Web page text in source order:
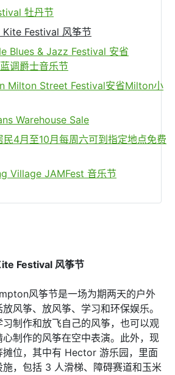
牡丹节
Festival 风筝节
Blues & Jazz Festival 安省
调爵士音乐节
Milton Street Festival安省Milton小
Warehouse Sale
民4月至10月每周六可到指定地点免费
Village JAMFest 音乐节
Festival 风筝节
风筝节是一场为期两天的户外
风筝、放风筝、学习和环保娱乐。
制作和放飞自己的风筝，也可以观
制作的风筝在空中表演。此外，现
摊位，其中有 Hector 游乐园，里面
，包括 3 人滑梯、障碍赛道和玉米